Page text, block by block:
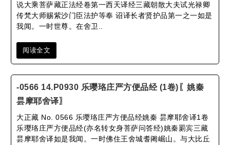
说大乘菩萨藏正法经卷第一西天译经三藏朝散大夫试光禄卿
传梵大师赐紫沙门臣法护等奉 诏译长者贤护品第一之一如是
我闻。一时世尊。在舍卫..
阅读全文
-0566 14.P0930 乐璎珞庄严方便品经 (1卷)〖姚秦
昙摩耶舍译〗
大正藏 No. 0566 乐璎珞庄严方便品经姚秦 昙摩耶舍译1卷
乐璎珞庄严方便品经(亦名转女身菩萨问答经)姚秦罽宾三藏
昙摩耶舍译如是我闻。一时佛住王舍城耆阇崛山。与大比丘